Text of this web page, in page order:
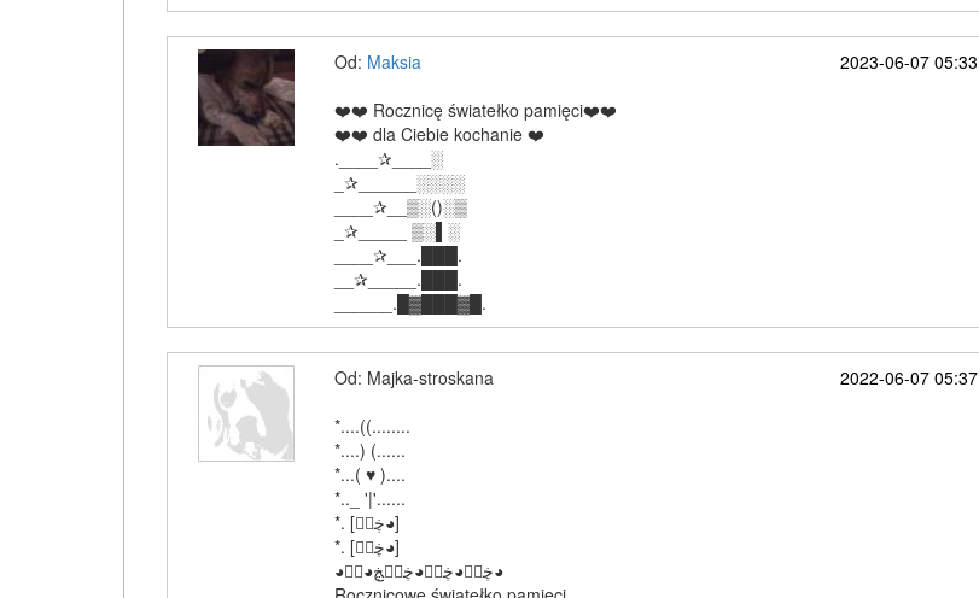
Od: Maksia
2023-06-07 05:33
❤️❤️ Rocznicę światełko pamięci❤️❤️
❤️❤️ dla Ciebie kochanie ❤️
.____✰____░
_✰______░░░░
____✰__▒░()░▒
_✰_____ ▒░▌░
____✰___.███.
__✰_____.███.
______.█▓███▓█.
Od: Majka-stroskana
2022-06-07 05:37
*....((........
*....) (......
*...( ♥ )....
*.._ '|'......
‎*. [ڿڰۣ◕]
‎*. [ڿڰۣ◕]
‎◕ڿڰۣ◕ڿڰۣ◕ڿڰۣڿ◕ڰۣ◕